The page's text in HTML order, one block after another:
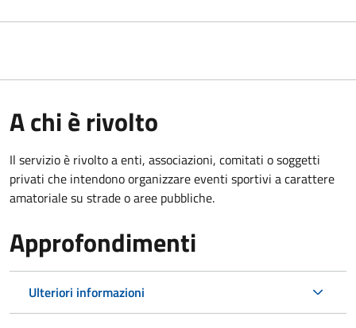
A chi è rivolto
Il servizio è rivolto a enti, associazioni, comitati o soggetti
privati che intendono organizzare eventi sportivi a carattere
amatoriale su strade o aree pubbliche.
Approfondimenti
Ulteriori informazioni